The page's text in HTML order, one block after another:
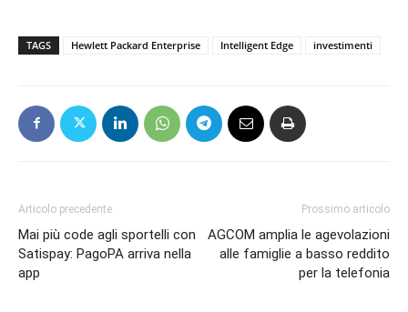
TAGS Hewlett Packard Enterprise Intelligent Edge investimenti
Articolo precedente
Mai più code agli sportelli con
Satispay: PagoPA arriva nella
app
Prossimo articolo
AGCOM amplia le agevolazioni
alle famiglie a basso reddito
per la telefonia